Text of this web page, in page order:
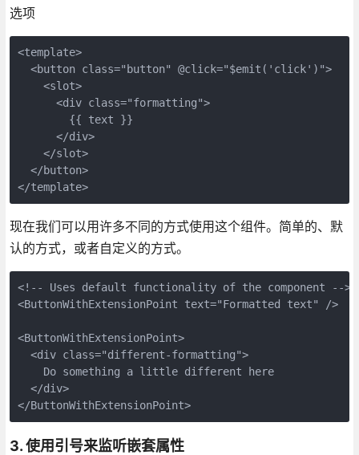
选项
<template>
  <button class="button" @click="$emit('click')">
    <slot>
      <div class="formatting">
        {{ text }}
      </div>
    </slot>
  </button>
</template>
现在我们可以用许多不同的方式使用这个组件。简单的、默
认的方式，或者自定义的方式。
<!-- Uses default functionality of the component -->
<ButtonWithExtensionPoint text="Formatted text" />
<ButtonWithExtensionPoint>
  <div class="different-formatting">
    Do something a little different here
  </div>
</ButtonWithExtensionPoint>
3. 使用引号来监听嵌套属性